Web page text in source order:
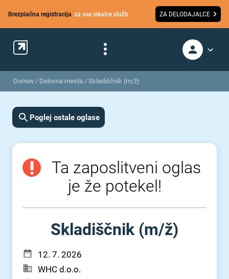
Brezplačna registracija za vse iskalce služb ZA DELODAJALCE
Domov / Delovna mesta / Skladiščnik (m/ž)
Poglej ostale oglase
Ta zaposlitveni oglas
je že potekel!
Skladiščnik (m⁠/⁠ž)
12. 7. 2026
WHC d.o.o.